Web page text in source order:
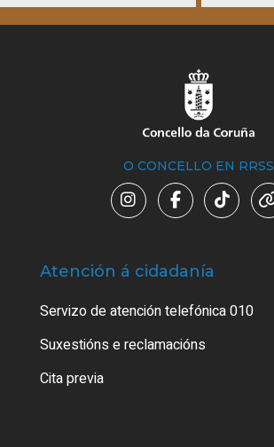
O CONCELLO EN RRSS
Atención á cidadanía
Servizo de atención telefónica 010
Suxestións e reclamacións
Cita previa